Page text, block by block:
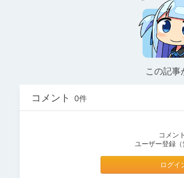
この記事
コメント 0件
コメン
ユーザー登録
ログイ